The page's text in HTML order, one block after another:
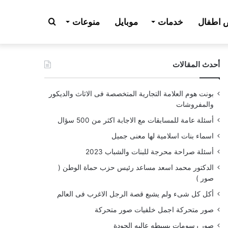
خدمات موبايل منوعات بحث
عن أحدث المقالات
بونت هوم العلامة التجارية المتخصصة فى الاثاث والديكور
والمفروشات
أسئلة عامة للمسابقات مع الاجابة اكثر من 500 سؤال
اسماء بنات اسلامية لها معنى جميل
أسئلة صراحة محرجة للبنات والشباب 2023
الدكتور محمد اسعد مساعد رئيس حزب حماة الوطن (
صور )
أكل كل شىء ولم يشبع قصة الرجل الاغرب فى العالم
صور متحركة اجمل خلفيات صور متحركة
صور رسومات بسيطه عاليه الجودة